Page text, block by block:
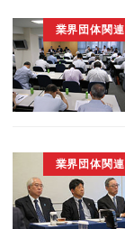
業界団体関連
業界団体関連